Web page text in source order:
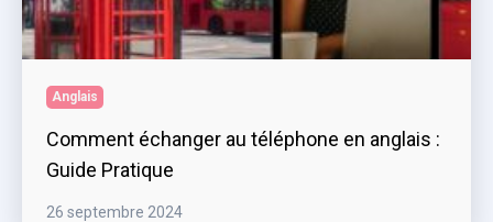
Anglais
Comment échanger au téléphone en anglais :
Guide Pratique
26 septembre 2024